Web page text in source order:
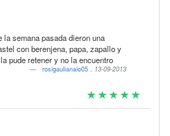
la semana pasada dieron una
con berenjena, papa, zapallo y
pude retener y no la encuentro
rosigaulianaio05 , 13-09-2013